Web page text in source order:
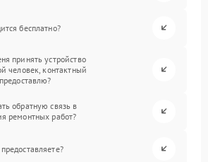
бесплатно?
принять устройство
человек, контактный
обратную связь в
ремонтных работ?